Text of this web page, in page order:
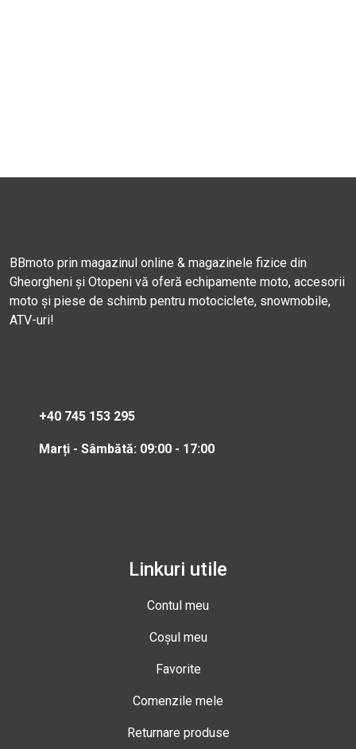
BBmoto prin magazinul online & magazinele fizice din
Gheorgheni și Otopeni vă oferă echipamente moto, accesorii
moto și piese de schimb pentru motociclete, snowmobile,
ATV-uri!
+40 745 153 295
Marți - Sâmbătă: 09:00 - 17:00
Linkuri utile
Contul meu
Coșul meu
Favorite
Comenzile mele
Returnare produse